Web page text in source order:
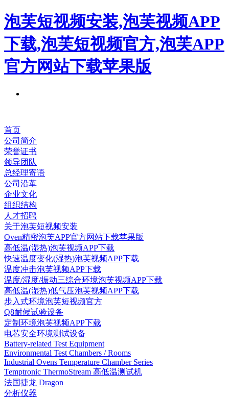
泡芙短视频安装,泡芙视频APP
下载,泡芙短视频官方,泡芙APP
官方网站下载苹果版
首页
公司简介
荣誉证书
领导团队
总经理寄语
公司沿革
企业文化
组织结构
人才招聘
关于泡芙短视频安装
Oven精密泡芙APP官方网站下载苹果版
高低温(湿热)泡芙视频APP下载
快速温度变化(湿热)泡芙视频APP下载
温度冲击泡芙视频APP下载
温度/湿度/振动三综合环境泡芙视频APP下载
高低温(湿热)低气压泡芙视频APP下载
步入式环境泡芙短视频官方
Q8耐候试验设备
定制环境泡芙视频APP下载
电芯安全环境测试设备
Battery-related Test Equipment
Environmental Test Chambers / Rooms
Industrial Ovens Temperature Chamber Series
Temptronic ThermoStream 高低温测试机
法国捷龙 Dragon
分析仪器